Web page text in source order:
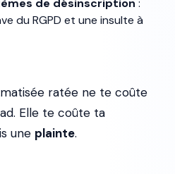
de désinscription :
du RGPD et une insulte à
ratée ne te coûte
Elle te coûte ta
une plainte.